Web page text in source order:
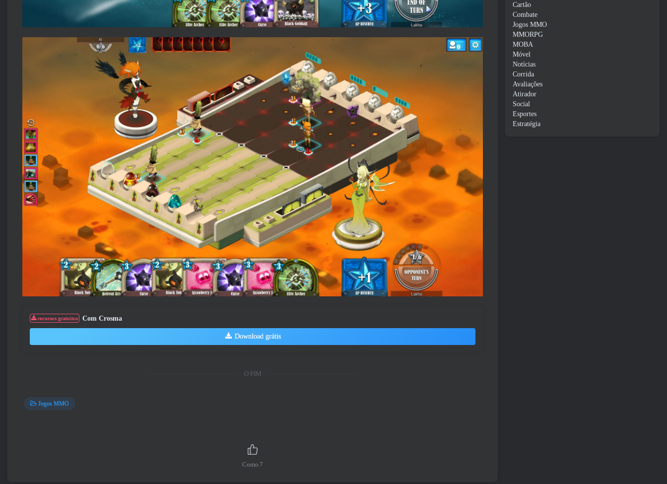
recursos gratuitos Com Crosma
Download grátis
O FIM
Jogos MMO
Como 7
Cartão
Combate
Jogos MMO
MMORPG
MOBA
Móvel
Notícias
Corrida
Avaliações
Atirador
Social
Esportes
Estratégia